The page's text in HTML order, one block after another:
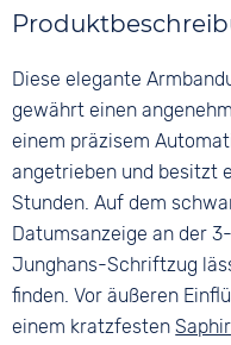
Material
Farbe
Silber
Schwarz
Ziffern
Keine
Braun
Material
Glattleder
Bandschließe
Dornschließe
Diese elegante
gewährt einen
einem präzisem
angetrieben und besitzt
Stunden. Auf dem
Datumsanzeige an der
Junghans-Schriftzug
finden. Vor äußeren
einem kratzfesten